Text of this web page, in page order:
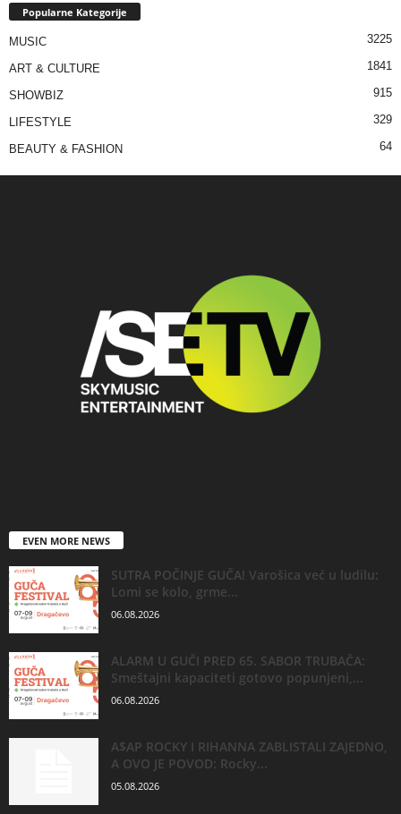
Popularne Kategorije
MUSIC 3225
ART & CULTURE 1841
SHOWBIZ 915
LIFESTYLE 329
BEAUTY & FASHION 64
EVEN MORE NEWS
SUTRA POČINJE GUČA! Varošica već u ludilu:
Lomi se kolo, grme...
06.08.2026
ALARM U GUČI PRED 65. SABOR TRUBAČA:
Smeštajni kapaciteti gotovo popunjeni,...
06.08.2026
A$AP ROCKY I RIHANNA ZABLISTALI ZAJEDNO,
A OVO JE POVOD: Rocky...
05.08.2026